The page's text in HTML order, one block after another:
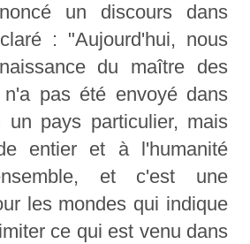
un discours dans
: "Aujourd'hui, nous
du maître des
n'a pas été envoyé dans
un pays particulier, mais
entier et à l'humanité
et c'est une
les mondes qui indique
ce qui est venu dans